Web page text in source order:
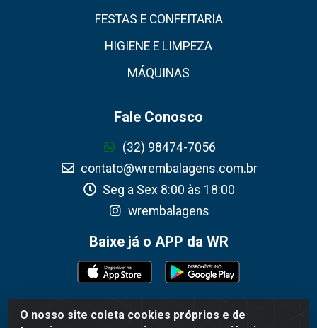
O nosso site coleta cookies próprios e de
FESTAS E CONFEITARIA
HIGIENE E LIMPEZA
MÁQUINAS
Fale Conosco
(32) 98474-7056
contato@wrembalagens.com.br
Seg a Sex 8:00 às 18:00
wrembalagens
Baixe já o APP da WR
WR Embalagens - R. Cel. Teodoro Gomes de Araújo,